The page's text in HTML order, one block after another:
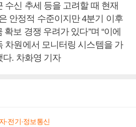
수신 추세 등을 고려할 때 현재
안정적 수준이지만 4분기 이후
보 경쟁 우려가 있다”며 “이에
차원에서 모니터링 시스템을 가
다. 차화영 기자
·전기·정보통신